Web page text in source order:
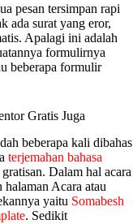
pesan tersimpan rapi
ada surat yang eror,
Apalagi ini adalah
formulirnya
beberapa formulir
Gratis Juga
beberapa kali dibahas
terjemahan bahasa
Dalam hal acara
Acara atau
yaitu Somabesh
. Sedikit